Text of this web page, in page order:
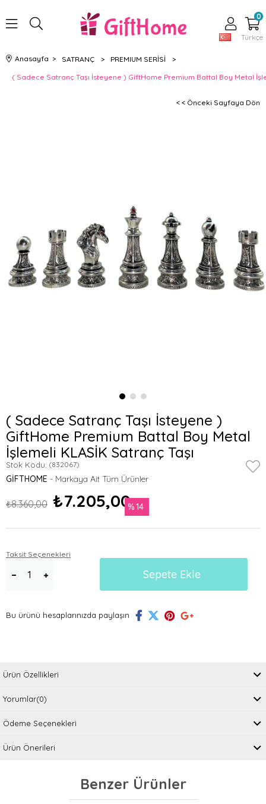
Türkçe
0
Anasayfa > SATRANÇ > PREMIUM SERİSİ
>
( Sadece Satranç Taşı İsteyene ) GiftHome Premium Battal Boy Metal
< < Önceki Sayfaya Dön
( Sadece Satranç Taşı İsteyene )
GiftHome Premium Battal Boy Metal
İşlemeli KLASİK Satranç Taşı
Stok Kodu: (832067)
GIFTHOME
14
₺8.360,00 ₺7.205,00
Taksit Seçenekleri
Bu ürünü hesaplarınızda paylaşın
Ürün Özellikleri
Yorumlar(0)
Ödeme Seçenekleri
Ürün Önerileri
Benzer Ürünler